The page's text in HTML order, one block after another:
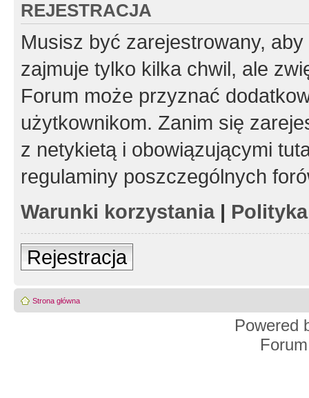
REJESTRACJA
Musisz być zarejestrowany,
zajmuje tylko kilka chwil, ale
Forum może przyznać
użytkownikom. Zanim się
z netykietą i obowiązującymi
regulaminy poszczególnych
Warunki korzystania|
Rejestracja
Strona główna
Powered